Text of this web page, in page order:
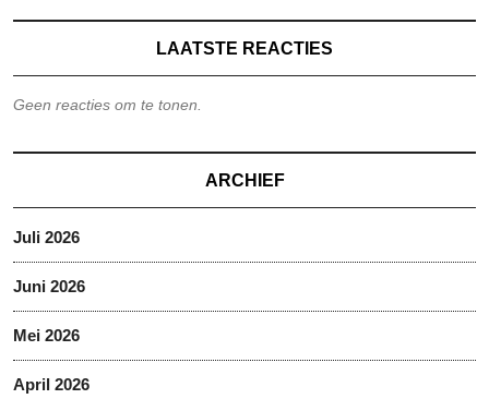
LAATSTE REACTIES
Geen reacties om te tonen.
ARCHIEF
Juli 2026
Juni 2026
Mei 2026
April 2026